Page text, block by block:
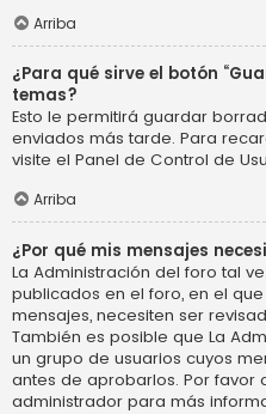
Arriba
¿Para qué sirve el botón
temas?
Esto le permitirá guardar
enviados más tarde. Para
visite el Panel de Control de
Arriba
¿Por qué mis mensajes
La Administración del foro tal
publicados en el foro, en el
mensajes, necesiten ser
También es posible que La
un grupo de usuarios cuyos
antes de aprobarlos. Por favor
administrador para más